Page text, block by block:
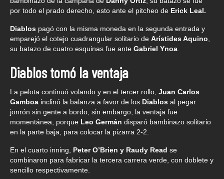
por todo el prado derecho, esto ante el pitcheo de Erick Leal.
Diablos pagó con la misma moneda en la segunda entrada y
emparejó el cotejo cuadrangular solitario de Arístides Aquino,
su batazo de cuatro esquinas fue ante Gabriel Ynoa.
Diablos tomó la ventaja
La pelota continuó volando y en el tercer rollo, Juan Carlos
Gamboa inclinó la balanza a favor de los Diablos al pegar
jonrón sin gente a bordo, sin embargo, la ventaja fue
momentánea, porque Leo Germán disparó bambinazo solitario
en la parte baja, para colocar la pizarra 2-2.
En el cuarto inning, Peter O’Brien y Raudy Read se
combinaron para fabricar la tercera carrera verde, con doblete y
sencillo respectivamente.